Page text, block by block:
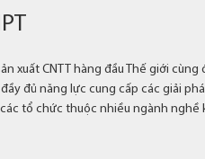
xuất CNTT hàng đầu Thế giới
đủ năng lực cung cấp các giải
tổ chức thuộc nhiều ngành nghề